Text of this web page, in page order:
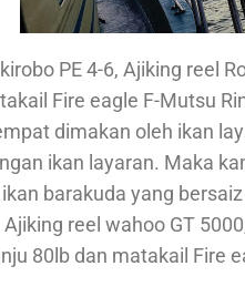
PE 4-6, Ajiking reel
Fire eagle F-Mutsu
dimakan oleh ikan
ikan layaran. Maka
barakuda yang
reel wahoo GT
80lb dan matakail Fire